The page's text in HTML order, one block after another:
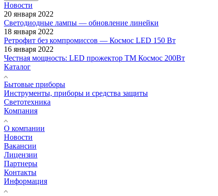
Новости
20 января 2022
Светодиодные лампы — обновление линейки
18 января 2022
Ретрофит без компромиссов — Космос LED 150 Вт
16 января 2022
Честная мощность: LED прожектор ТМ Космос 200Вт
Каталог
Бытовые приборы
Инструменты, приборы и средства защиты
Светотехника
Компания
О компании
Новости
Вакансии
Лицензии
Партнеры
Контакты
Информация